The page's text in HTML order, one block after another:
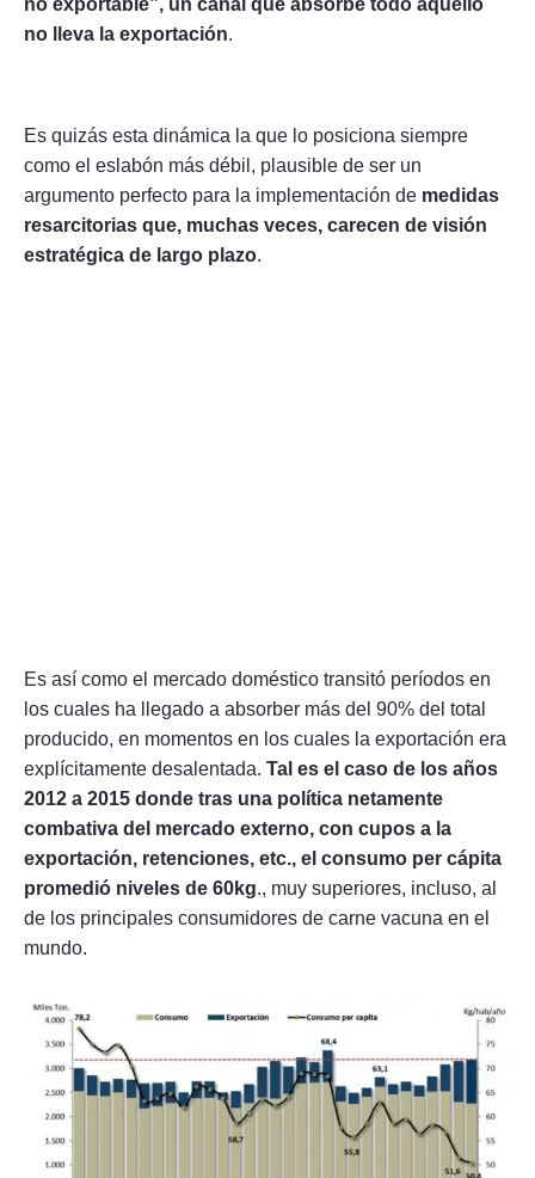
no exportable”, un canal que absorbe todo aquello
no lleva la exportación.
Es quizás esta dinámica la que lo posiciona siempre
como el eslabón más débil, plausible de ser un
argumento perfecto para la implementación de medidas
resarcitorias que, muchas veces, carecen de visión
estratégica de largo plazo.
Es así como el mercado doméstico transitó períodos en
los cuales ha llegado a absorber más del 90% del total
producido, en momentos en los cuales la exportación era
explícitamente desalentada. Tal es el caso de los años
2012 a 2015 donde tras una política netamente
combativa del mercado externo, con cupos a la
exportación, retenciones, etc., el consumo per cápita
promedió niveles de 60kg., muy superiores, incluso, al
de los principales consumidores de carne vacuna en el
mundo.